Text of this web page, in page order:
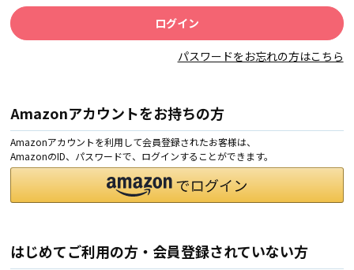
パスワードをお忘れの方はこちら
Amazonアカウントをお持ちの方
Amazonアカウントを利用して会員登録されたお客様は、
AmazonのID、パスワードで、ログインすることができます。
はじめてご利用の方・会員登録されていない方